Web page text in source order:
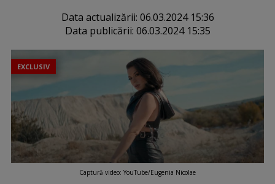
Data actualizării: 06.03.2024 15:36
Data publicării: 06.03.2024 15:35
EXCLUSIV
Captură video: YouTube/Eugenia Nicolae